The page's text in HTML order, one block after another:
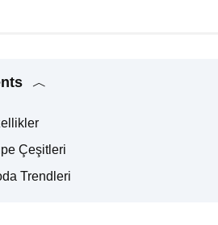
Çeşitleri
Trendleri